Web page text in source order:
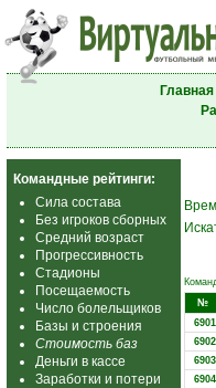
Главная|
Командные рейтинги:
Сила состава
Без игроков сборных
Средний возраст
Прогрессивность
Стадионы
Посещаемость
Число болельщиков
Базы и строения
Стоимость баз
Деньги в кассе
Заработки и потери
№